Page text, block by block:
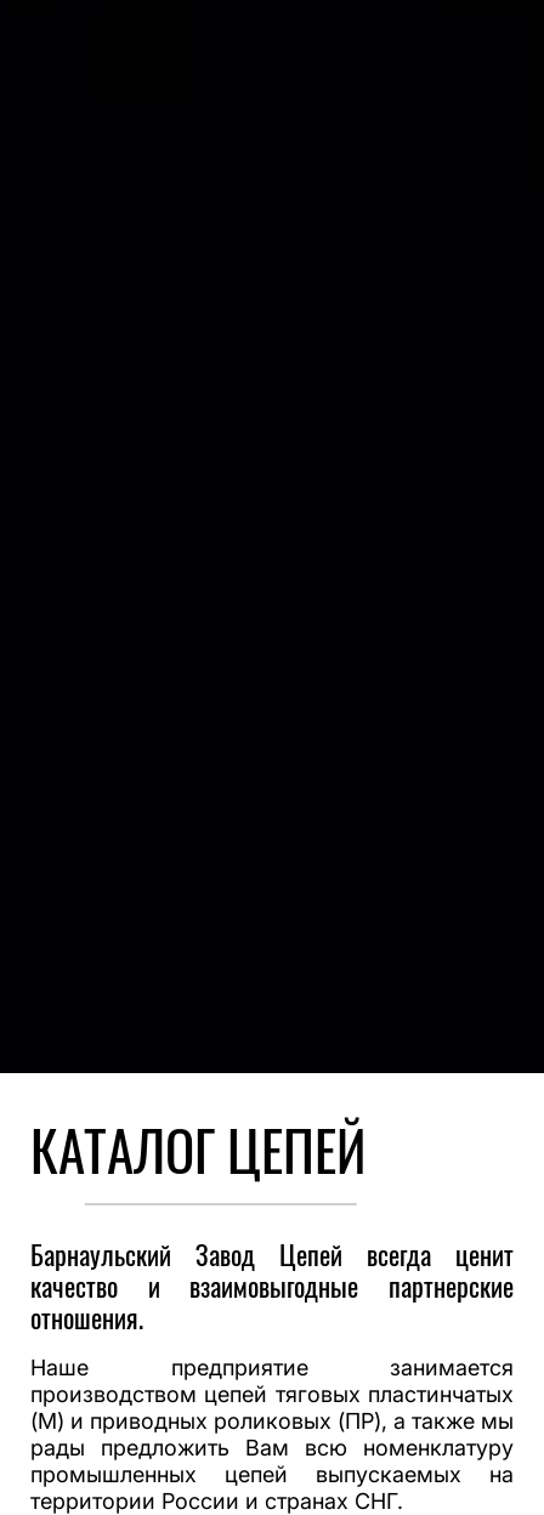
КАТАЛОГ ЦЕПЕЙ
Барнаульский Завод Цепей всегда ценит
качество и взаимовыгодные партнерские
отношения.
Наше предприятие занимается
производством цепей тяговых пластинчатых
(М) и приводных роликовых (ПР), а также мы
рады предложить Вам всю номенклатуру
промышленных цепей выпускаемых на
территории России и странах СНГ.